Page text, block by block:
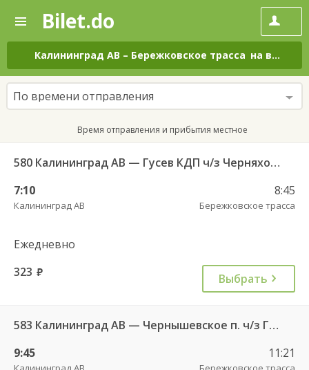
—
Поиск
и
покупка
билетов
на
автобус
онлайн
Bilet.do
Калининград АВ – Бережковское трасса на все дни
По времени отправления
Время отправления и прибытия местное
580 Калининград АВ — Гусев КДП ч/з Черняховск АС
7:10
Калининград АВ
8:45
Бережковское трасса
Ежедневно
323 руб. Выбрать
583 Калининград АВ — Чернышевское п. ч/з Гвардейск КДП, Черняховск АС
9:45
11:21